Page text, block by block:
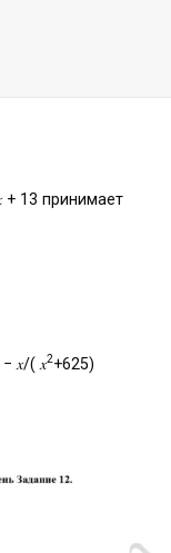
+ 13 принимает
𝑥/( 𝑥2+625)